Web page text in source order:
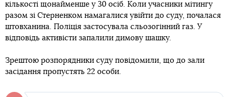
кількості щонайменше у 30 осіб. Коли учасники мітингу
разом зі Стерненком намагалися увійти до суду, почалася
штовханина. Поліція застосувала сльозогінний газ. У
відповідь активісти запалили димову шашку.
Зрештою розпорядники суду повідомили, що до зали
засідання пропустять 22 особи.